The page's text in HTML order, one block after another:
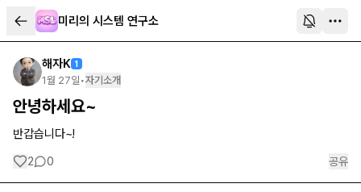
미리의 시스템 연구소
해자K 1
1월 27일 •자기소개
안녕하세요~
반갑습니다~!
2 0 공유